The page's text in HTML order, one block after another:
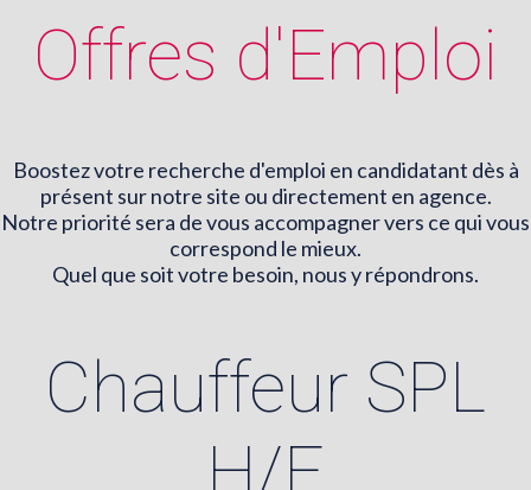
Offres d'Emploi
Boostez votre recherche d'emploi en candidatant dès à
présent sur notre site ou directement en agence.
Notre priorité sera de vous accompagner vers ce qui vous
correspond le mieux.
Quel que soit votre besoin, nous y répondrons.
Chauffeur SPL
H/F